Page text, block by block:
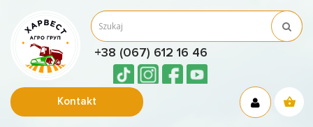
+38 (067) 612 16 46
Kontakt